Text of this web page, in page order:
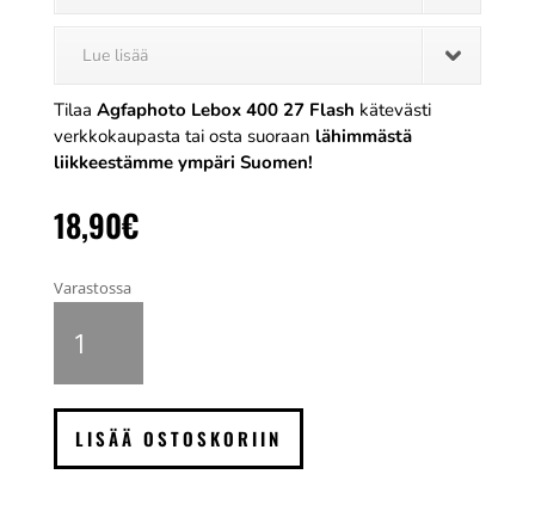
Lue lisää
Tilaa Agfaphoto Lebox 400 27 Flash kätevästi
verkkokaupasta tai osta suoraan lähimmästä
liikkeestämme ympäri Suomen!
18,90€
Varastossa
Lebox
kuvaa
LISÄÄ OSTOSKORIIN